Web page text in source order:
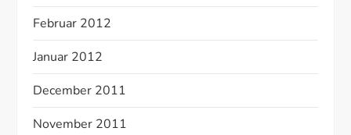
Februar 2012
Januar 2012
December 2011
November 2011